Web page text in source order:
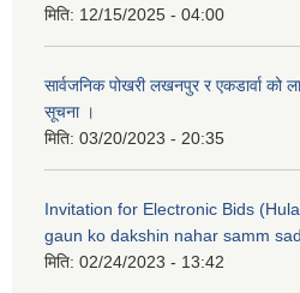
मिति: 12/15/2025 - 04:00
सार्वजनिक पोखरी लखनपुर र एकडार्वा को
सूचना ।
मिति: 03/20/2023 - 20:35
Invitation for Electronic Bids
gaun ko dakshin nahar samm
मिति: 02/24/2023 - 13:42